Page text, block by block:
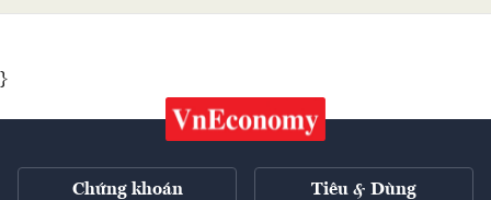
}
Chứng khoán Tiêu & Dùng